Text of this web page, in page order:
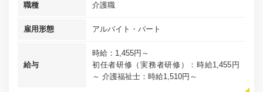
職種 介護職
雇用形態 アルバイト・パート
給与
時給：1,455円～
初任者研修（実務者研修）：時給1,455円
～ 介護福祉士：時給1,510円～